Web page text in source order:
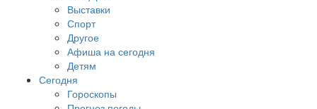
Выставки
Спорт
Другое
Афиша на сегодня
Детям
Сегодня
Гороскопы